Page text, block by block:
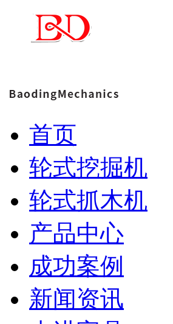
首页
轮式挖掘机
轮式抓木机
产品中心
成功案例
新闻资讯